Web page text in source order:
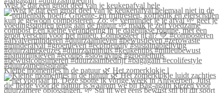
Wist je dat een groot deel van je keukenafval hele
Kleine momentjes in de natuur 🌿 Het zomerklokje l